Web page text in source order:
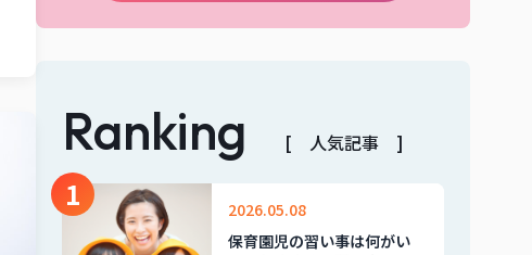
Ranking [ 人気記事 ]
1
2026.05.08
保育園児の習い事は何がい